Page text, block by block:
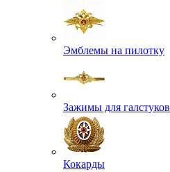
Эмблемы на пилотку
Зажимы для галстуков
Кокарды